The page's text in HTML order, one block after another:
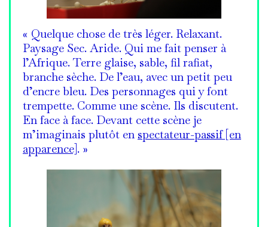
« Quelque chose de très léger. Relaxant.
Paysage Sec. Aride. Qui me fait penser à
l’Afrique. Terre glaise, sable, fil rafiat,
branche sèche. De l’eau, avec un petit peu
d’encre bleu. Des personnages qui y font
trempette. Comme une scène. Ils discutent.
En face à face. Devant cette scène je
m’imaginais plutôt en spectateur-passif [en
apparence] . »